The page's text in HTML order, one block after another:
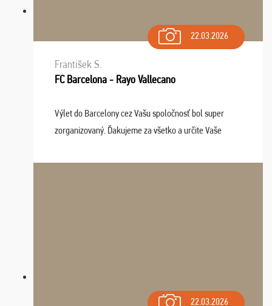
22.03.2026
František S.
FC Barcelona - Rayo Vallecano
Výlet do Barcelony cez Vašu spoločnosť bol super
zorganizovaný. Ďakujeme za všetko a určite Vaše
22.03.2026